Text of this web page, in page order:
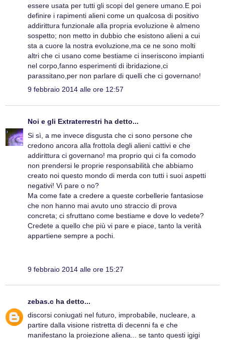
essere usata per tutti gli scopi del genere umano.E poi
definire i rapimenti alieni come un qualcosa di positivo
addirittura funzionale alla propria evoluzione è almeno
sospetto; non metto in dubbio che esistono alieni a cui
sta a cuore la nostra evoluzione,ma ce ne sono molti
altri che ci usano come bestiame ci inseriscono impianti
nel corpo,fanno esperimenti di ibridazione,ci
parassitano,per non parlare di quelli che ci governano!
9 febbraio 2014 alle ore 12:57
Noi e gli Extraterrestri ha detto...
Si sì, a me invece disgusta che ci sono persone che
credono ancora alla frottola degli alieni cattivi e che
addirittura ci governano! ma proprio qui ci fa comodo
non prendersi le proprie responsabilità che abbiamo
creato noi questo mondo di merda con tutti i suoi aspetti
negativi! Vi pare o no?
Ma come fate a credere a queste corbellerie fantasiose
che non hanno mai avuto uno straccio di prova
concreta; ci sfruttano come bestiame e dove lo vedete?
Credete a quello che più vi pare e piace, tanto la verità
appartiene sempre a pochi.
9 febbraio 2014 alle ore 15:27
zebas.c ha detto...
discorsi coniugati nel futuro, improbabile, nucleare, a
partire dalla visione ristretta di decenni fa e che
manifestano la proiezione aliena... se tanto questi igigi